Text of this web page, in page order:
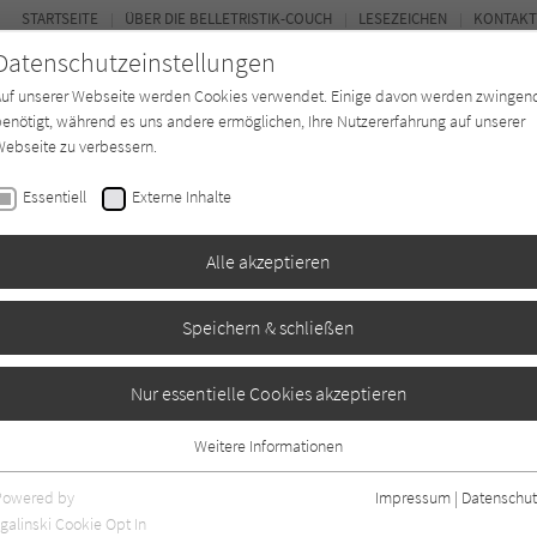
Autor*in Verlage Magazin
STARTSEITE ÜBER DIE BELLETRISTIK-COUCH LESEZEICHEN KONTAKT
Stunde
unserer Webseite werden Cookies verwendet. Einige davon werden
während es uns andere ermöglichen, Ihre Nutzererfahrung auf unserer
zu verbessern.
Essentiell Externe Inhalte
Alle akzeptieren
Speichern & schließen
Nur essentielle Cookies akzeptieren
Essentielle Cookies werden für grundlegende Funktionen der Webseite
benötigt. Dadurch ist gewährleistet, dass die Webseite einwandfrei
Weitere Informationen
by
Cookie Opt In
Impressum |